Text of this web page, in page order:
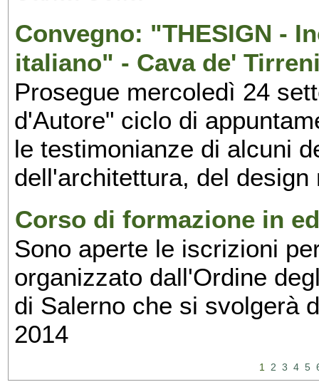
Convegno: "THESIGN -
italiano" - Cava de'
Prosegue mercoledì 24
d'Autore" ciclo di
le testimonianze di alcuni
dell'architettura, del
Corso di formazione in
Sono aperte le iscrizioni
organizzato dall'Ordine
di Salerno che si svolgerà
2014
1 2 3 4 5